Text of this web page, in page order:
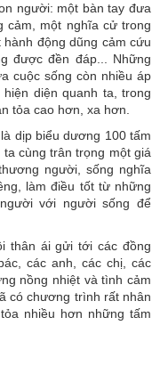
người: một bàn tay đưa
cảm, một nghĩa cử trong
động dũng cảm cứu
được đền đáp... Những
cuộc sống còn nhiều áp
diện quanh ta, trong
tỏa cao hơn, xa hơn.
dịp biểu dương 100 tấm
cùng trân trọng một giá
người, sống nghĩa
làm điều tốt từ những
với người sống để
thân ái gửi tới các đồng
các anh, các chị, các
nồng nhiệt và tình cảm
có chương trình rất nhân
nhiều hơn những tấm